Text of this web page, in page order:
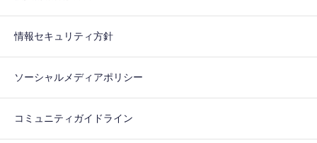
情報セキュリティ方針
ソーシャルメディアポリシー
コミュニティガイドライン